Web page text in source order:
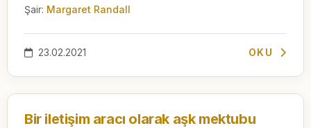
Şair: Margaret Randall
23.02.2021 OKU
Bir iletişim aracı olarak aşk mektubu